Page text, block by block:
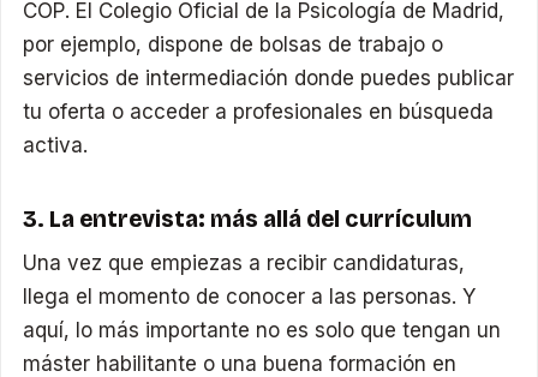
COP. El Colegio Oficial de la Psicología de Madrid,
por ejemplo, dispone de bolsas de trabajo o
servicios de intermediación donde puedes publicar
tu oferta o acceder a profesionales en búsqueda
activa.
3. La entrevista: más allá del currículum
Una vez que empiezas a recibir candidaturas,
llega el momento de conocer a las personas. Y
aquí, lo más importante no es solo que tengan un
máster habilitante o una buena formación en